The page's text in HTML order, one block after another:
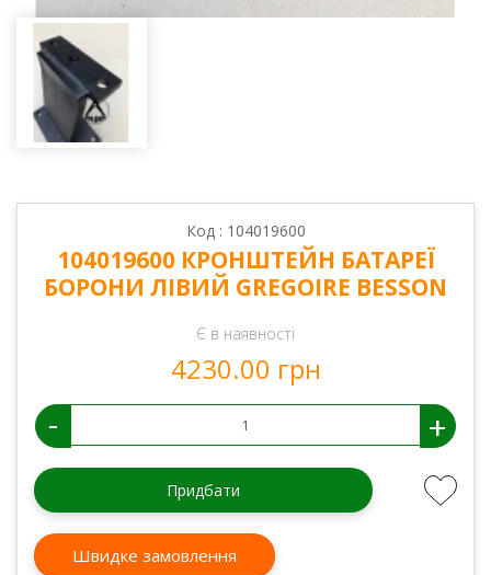
Код : 104019600
104019600 КРОНШТЕЙН БАТАРЕЇ
БОРОНИ ЛІВИЙ GREGOIRE BESSON
Є в наявності
4230.00 грн
- +
Придбати
Швидке замовлення